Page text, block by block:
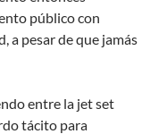
público con
a pesar de que jamás
entre la jet set
tácito para